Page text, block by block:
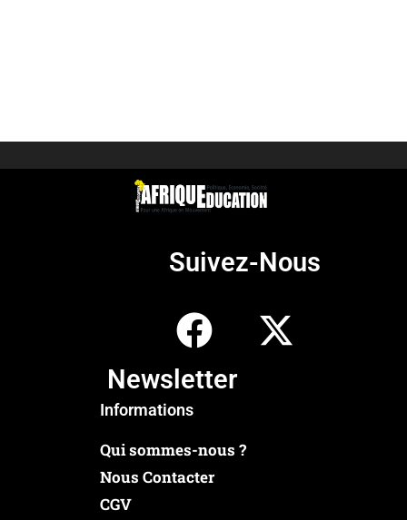
Suivez-Nous
Newsletter
Informations
Qui sommes-nous ?
Nous Contacter
CGV